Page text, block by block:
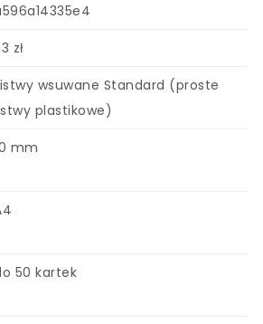
zł
wsuwane Standard (proste
plastikowe)
mm
50 kartek